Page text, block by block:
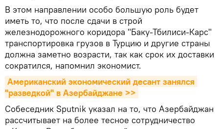
В этом направлении особо большую роль будет
иметь то, что после сдачи в строй
железнодорожного коридора "Баку-Тбилиси-Карс"
транспортировка грузов в Турцию и другие страны
должна заметно возрасти, так как срок их доставки
сократился, напомнил экономист.
Американский экономический десант занялся
"разведкой" в Азербайджане >>
Собеседник Sputnik указал на то, что Азербайджан
рассчитывает на более тесное сотрудничество